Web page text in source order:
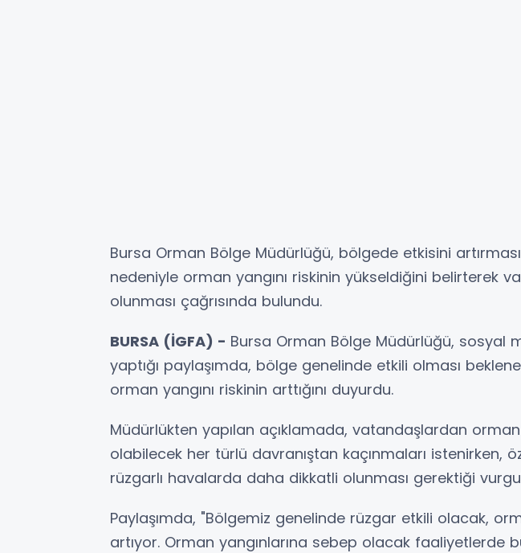
Bursa Orman Bölge Müdürlüğü, bölgede etkisini
nedeniyle orman yangını riskinin yükseldiğini belirterek
olunması çağrısında bulundu.
BURSA (İGFA) - Bursa Orman Bölge Müdürlüğü, sosyal
yaptığı paylaşımda, bölge genelinde etkili olması
orman yangını riskinin arttığını duyurdu.
Müdürlükten yapılan açıklamada, vatandaşlardan orman
olabilecek her türlü davranıştan kaçınmaları istenirken,
rüzgarlı havalarda daha dikkatli olunması gerektiği
Paylaşımda, "Bölgemiz genelinde rüzgar etkili olacak,
artıyor. Orman yangınlarına sebep olacak faaliyetlerde